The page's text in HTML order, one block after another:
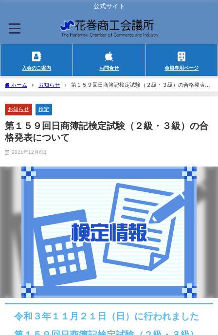
公式サイト
入会のご案内 お問合せ 会員専用ページ
ホーム お知らせ
第１５９回日商簿記検定試験（２級・３級）の合格発表に
ついて
お知らせ 検定
第１５９回日商簿記検定試験（２級・３級）の合
格発表について
2021年12月6日
令和３年１１月２１日（日）に行われました